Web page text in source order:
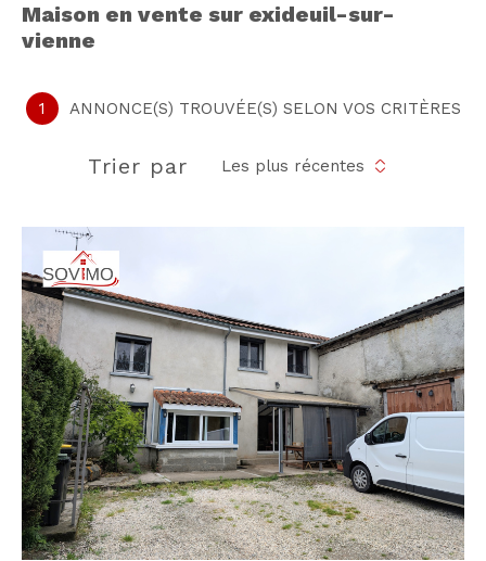
maison en vente sur exideuil-sur-
vienne
1 ANNONCE(S) TROUVÉE(S) SELON VOS CRITÈRES
Trier par Les plus récentes